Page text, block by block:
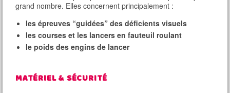
grand nombre. Elles concernent principalement :
les épreuves “guidées” des déficients visuels
les courses et les lancers en fauteuil roulant
le poids des engins de lancer
MATÉRIEL & SÉCURITÉ